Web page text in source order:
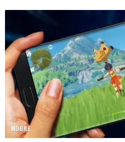
MOBILE